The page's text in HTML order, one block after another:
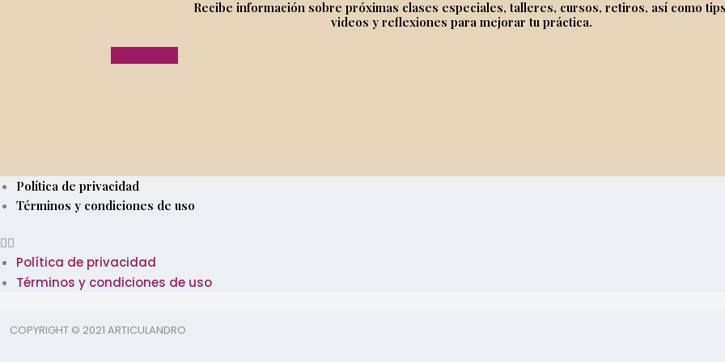
Recibe información sobre próximas clases especiales, talleres, cursos, retiros, así como
videos y reflexiones para mejorar tu práctica.
Política de privacidad
Términos y condiciones de uso
Política de privacidad
Términos y condiciones de uso
COPYRIGHT © 2021 ARTICULANDRO